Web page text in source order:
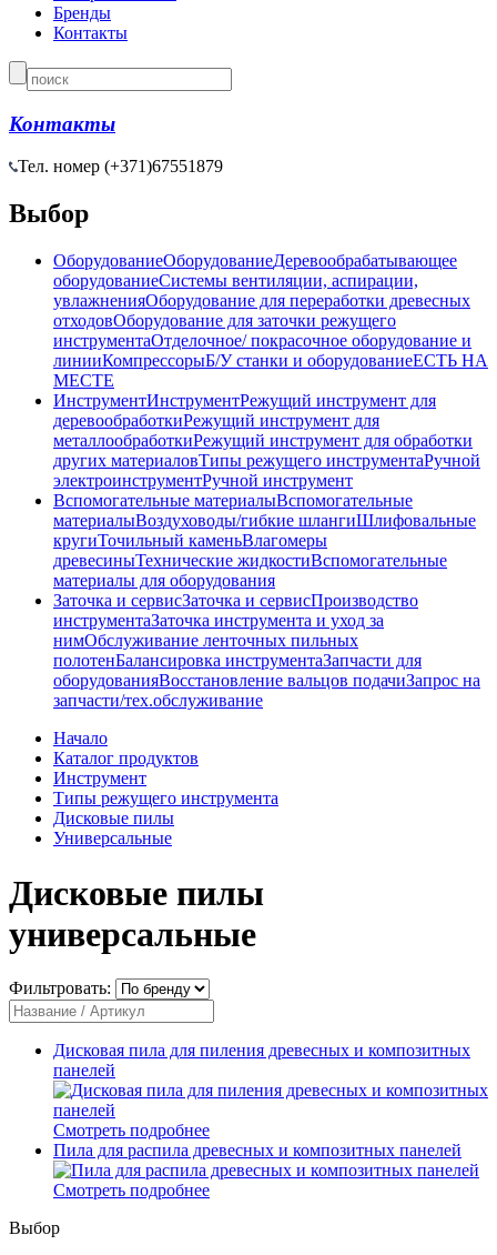
Бренды
Контакты
Контакты
Тел. номер (+371)67551879
Выбор
ОборудованиеОборудованиеДеревообрабатывающее
оборудованиеСистемы вентиляции, аспирации,
увлажненияОборудование для переработки древесных
отходовОборудование для заточки режущего
инструментаОтделочное/ покрасочное оборудование и
линииКомпрессорыБ/У станки и оборудованиеЕСТЬ НА
МЕСТЕ
ИнструментИнструментРежущий инструмент для
деревообработкиРежущий инструмент для
металлообработкиРежущий инструмент для обработки
других материаловТипы режущего инструментаРучной
электроинструментРучной инструмент
Вспомогательные материалыВспомогательные
материалыВоздуховоды/гибкие шлангиШлифовальные
кругиТочильный каменьВлагомеры
древесиныТехнические жидкостиВспомогательные
материалы для оборудования
Заточка и сервисЗаточка и сервисПроизводство
инструментаЗаточка инструмента и уход за
нимОбслуживание ленточных пильных
полотенБалансировка инструментаЗапчасти для
оборудованияВосстановление вальцов подачиЗапрос на
запчасти/тех.обслуживание
Начало
Каталог продуктов
Инструмент
Типы режущего инструмента
Дисковые пилы
Универсальные
Дисковые пилы
универсальные
Фильтровать:
Дисковая пила для пиления древесных и композитных
панелей
Смотреть подробнее
Пила для распила древесных и композитных панелей
Смотреть подробнее
Выбор